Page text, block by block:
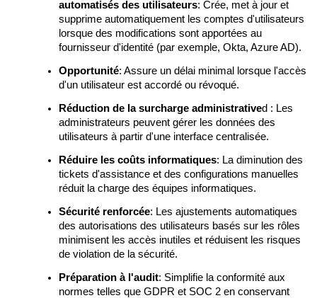
automatisés des utilisateurs: Crée, met à jour et
supprime automatiquement les comptes d'utilisateurs
lorsque des modifications sont apportées au
fournisseur d'identité (par exemple, Okta, Azure AD).
Opportunité: Assure un délai minimal lorsque l'accès
d'un utilisateur est accordé ou révoqué.
Réduction de la surcharge administratived : Les
administrateurs peuvent gérer les données des
utilisateurs à partir d'une interface centralisée.
Réduire les coûts informatiques: La diminution des
tickets d'assistance et des configurations manuelles
réduit la charge des équipes informatiques.
Sécurité renforcée: Les ajustements automatiques
des autorisations des utilisateurs basés sur les rôles
minimisent les accès inutiles et réduisent les risques
de violation de la sécurité.
Préparation à l'audit: Simplifie la conformité aux
normes telles que GDPR et SOC 2 en conservant